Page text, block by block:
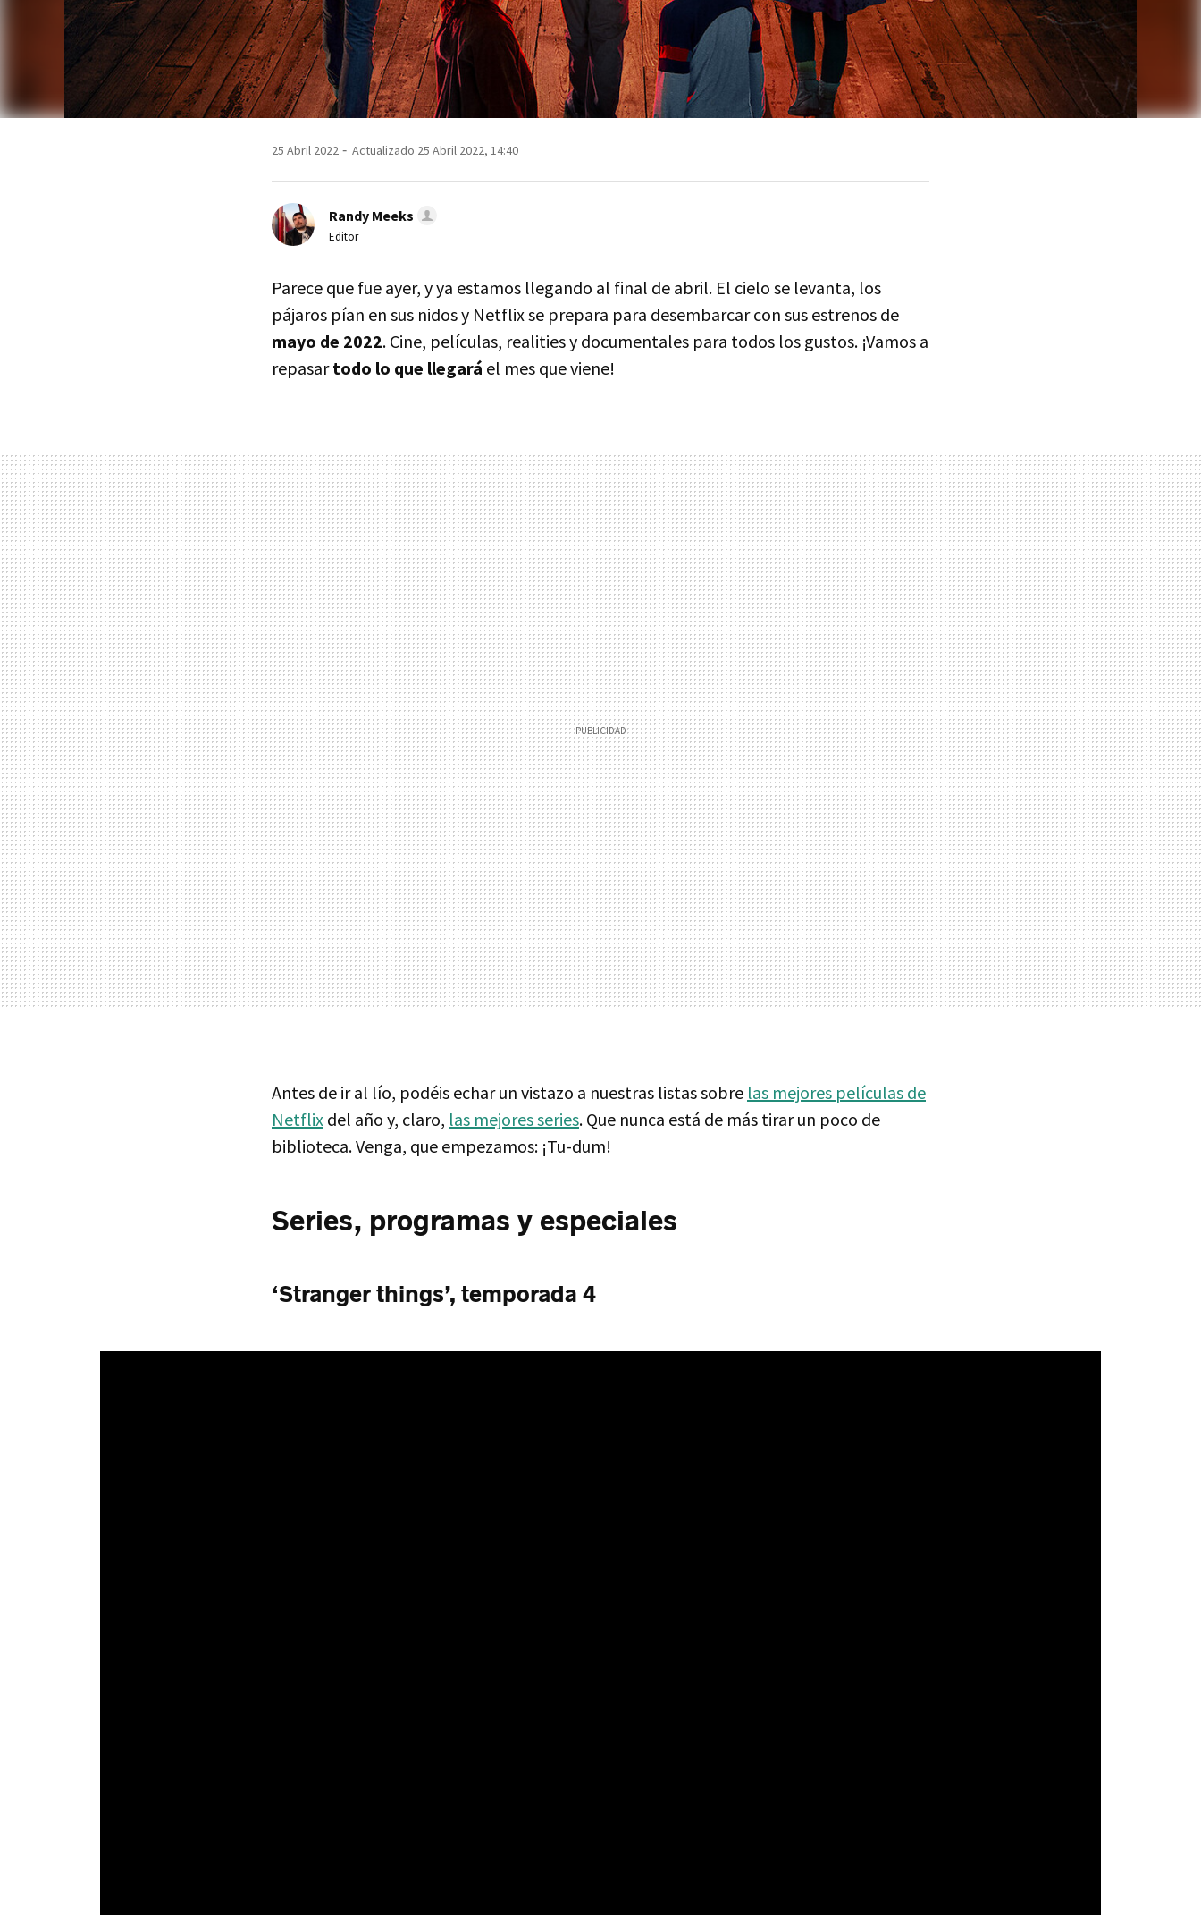
25 Abril 2022 Actualizado 25 Abril 2022, 14:40
Randy Meeks
Editor
Parece que fue ayer, y ya estamos llegando al final de abril. El cielo se levanta, los
pájaros pían en sus nidos y Netflix se prepara para desembarcar con sus estrenos de
mayo de 2022. Cine, películas, realities y documentales para todos los gustos. ¡Vamos a
repasartodo lo que llegará el mes que viene!
Antes de ir al lío, podéis echar un vistazo a nuestras listas sobre las mejores películas de
Netflix del año y, claro, las mejores series. Que nunca está de más tirar un poco de
biblioteca. Venga, que empezamos: ¡Tu-dum!
Series, programas y especiales
‘Stranger things’, temporada 4